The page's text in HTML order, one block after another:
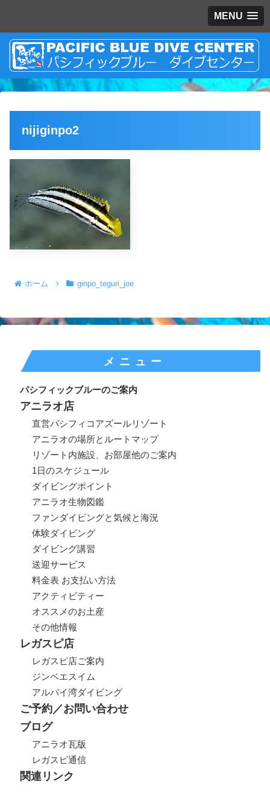
MENU
nijiginpo2
ホーム ginpo_teguri_joe
メニュー
パシフィックブルーのご案内
アニラオ店
直営パシフィコアズールリゾート
アニラオの場所とルートマップ
リゾート内施設、お部屋他のご案内
1日のスケジュール
ダイビングポイント
アニラオ生物図鑑
ファンダイビングと気候と海況
体験ダイビング
ダイビング講習
送迎サービス
料金表 お支払い方法
アクティビティー
オススメのお土産
その他情報
レガスピ店
レガスピ店ご案内
ジンベエスイム
アルバイ湾ダイビング
ご予約／お問い合わせ
ブログ
アニラオ瓦版
レガスピ通信
関連リンク